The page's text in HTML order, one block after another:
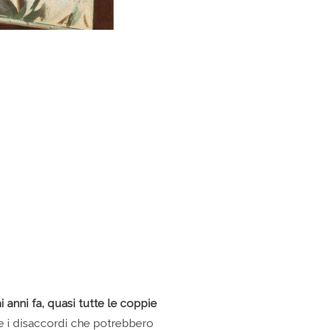
anni fa, quasi tutte le coppie
i disaccordi che potrebbero